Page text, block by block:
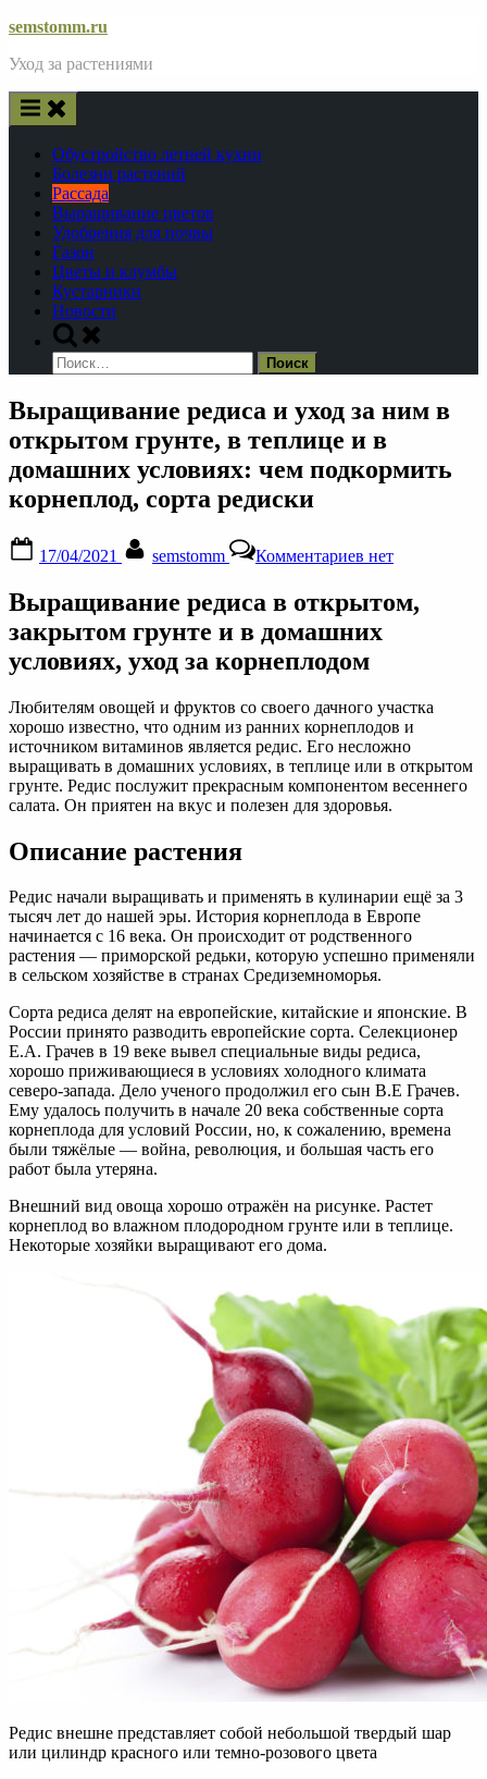
Skip
content
semstomm.ru
Уход за растениями
Обустройство летней кухни
Болезни растений
Рассада
Выращивание цветов
Удобрения для почвы
Газон
Цветы и клумбы
Кустарники
Новости
Toggle
search
form
Найти:
Выращивание редиса и уход за ним в
открытом грунте, в теплице и в
домашних условиях: чем подкормить
корнеплод, сорта редиски
on
17/04/2021 semstomm Комментариевзаписи
редиса
уход
за
в
открытом
грунте,
в
теплице
и
подкормить
корнеплод,
сорта
редиски
нет
Выращивание редиса в открытом,
закрытом грунте и в домашних
условиях, уход за корнеплодом
Любителям овощей и фруктов со своего дачного участка
хорошо известно, что одним из ранних корнеплодов и
источником витаминов является редис. Его несложно
выращивать в домашних условиях, в теплице или в открытом
грунте. Редис послужит прекрасным компонентом весеннего
салата. Он приятен на вкус и полезен для здоровья.
Описание растения
Редис начали выращивать и применять в кулинарии ещё за 3
тысяч лет до нашей эры. История корнеплода в Европе
начинается с 16 века. Он происходит от родственного
растения — приморской редьки, которую успешно применяли
в сельском хозяйстве в странах Средиземноморья.
Сорта редиса делят на европейские, китайские и японские. В
России принято разводить европейские сорта. Селекционер
Е.А. Грачев в 19 веке вывел специальные виды редиса,
хорошо приживающиеся в условиях холодного климата
северо-запада. Дело ученого продолжил его сын В.Е Грачев.
Ему удалось получить в начале 20 века собственные сорта
корнеплода для условий России, но, к сожалению, времена
были тяжёлые — война, революция, и большая часть его
работ была утеряна.
Внешний вид овоща хорошо отражён на рисунке. Растет
корнеплод во влажном плодородном грунте или в теплице.
Некоторые хозяйки выращивают его дома.
Редис внешне представляет собой небольшой твердый шар
или цилиндр красного или темно-розового цвета